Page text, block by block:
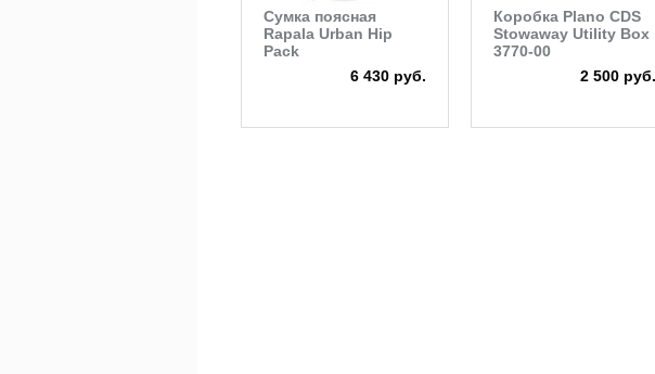
Сумка поясная
Rapala Urban Hip
Pack
6 430 руб.
Коробка Plano CDS
Stowaway Utility Box
3770-00
2 500 руб.